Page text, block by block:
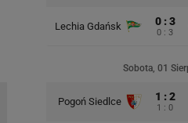
Lechia Gdańsk 0 : 3
0 : 3
Sobota, 01
Pogoń Siedlce 1 : 2
1 : 0